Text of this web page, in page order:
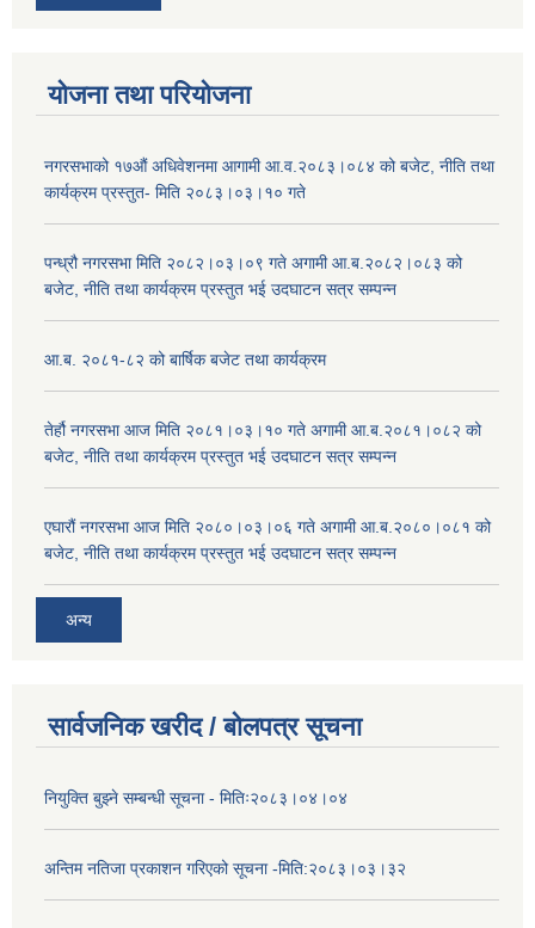
योजना तथा परियोजना
नगरसभाको १७औं अधिवेशनमा आगामी आ.व.२०८३।०८४ को बजेट, नीति तथा
कार्यक्रम प्रस्तुत- मिति २०८३।०३।१० गते
पन्ध्रौ नगरसभा मिति २०८२।०३।०९ गते अगामी आ.ब.२०८२।०८३ को
बजेट, नीति तथा कार्यक्रम प्रस्तुत भई उदघाटन सत्र सम्पन्न
आ.ब. २०८१-८२ को बार्षिक बजेट तथा कार्यक्रम
तेर्हौ नगरसभा आज मिति २०८१।०३।१० गते अगामी आ.ब.२०८१।०८२ को
बजेट, नीति तथा कार्यक्रम प्रस्तुत भई उदघाटन सत्र सम्पन्न
एघारौं नगरसभा आज मिति २०८०।०३।०६ गते अगामी आ.ब.२०८०।०८१ को
बजेट, नीति तथा कार्यक्रम प्रस्तुत भई उदघाटन सत्र सम्पन्न
अन्य
सार्वजनिक खरीद / बोलपत्र सूचना
नियुक्ति बुझ्ने सम्बन्धी सूचना - मितिः२०८३।०४।०४
अन्तिम नतिजा प्रकाशन गरिएको सूचना -मिति:२०८३।०३।३२